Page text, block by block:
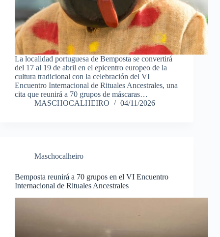
La localidad portuguesa de Bemposta se convertirá
del 17 al 19 de abril en el epicentro europeo de la
cultura tradicional con la celebración del VI
Encuentro Internacional de Rituales Ancestrales, una
cita que reunirá a 70 grupos de máscaras…
MASCHOCALHEIRO
04/11/2026
Maschocalheiro
Bemposta reunirá a 70 grupos en el VI Encuentro
Internacional de Rituales Ancestrales